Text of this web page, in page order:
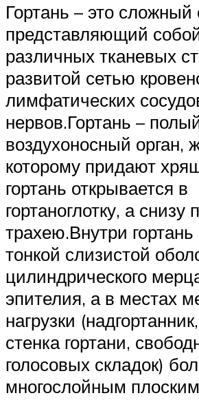
Гортань – это сложный
представляющий
различных тканевых
развитой сетью
лимфатических
нервов.Гортань –
воздухоносный орган,
которому придают
гортань открывается в
гортаноглотку, а снизу
трахею.Внутри
тонкой слизистой
цилиндрического
эпителия, а в местах
нагрузки
стенка гортани,
голосовых складок)
многослойным